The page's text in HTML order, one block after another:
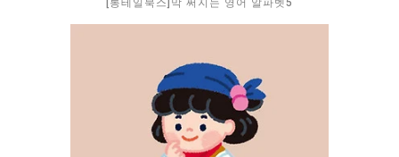
[롱테일북스]막 써지는 영어 알파벳5